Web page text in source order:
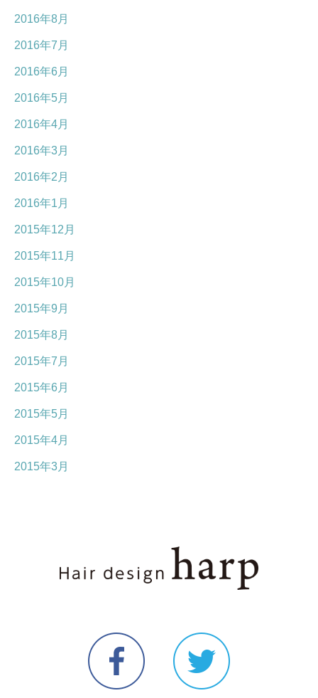
2016年8月
2016年7月
2016年6月
2016年5月
2016年4月
2016年3月
2016年2月
2016年1月
2015年12月
2015年11月
2015年10月
2015年9月
2015年8月
2015年7月
2015年6月
2015年5月
2015年4月
2015年3月